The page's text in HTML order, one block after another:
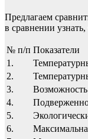
Предлагаем
в сравнении
№ п/п Показатели
1.
2.
3.
Возможность
4.
5.
6.